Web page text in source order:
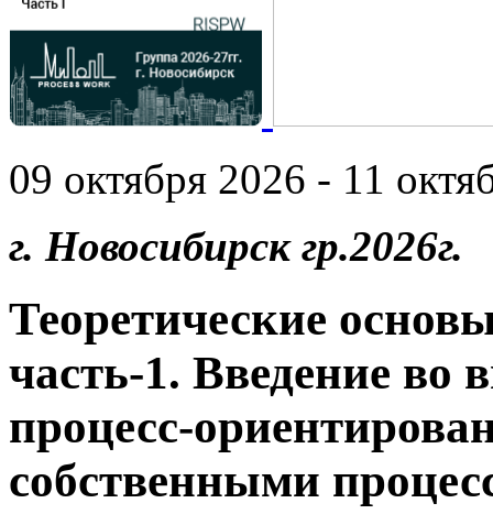
09 октября 2026 - 11
г. Новосибирск гр.2026г.
Теоретические
часть-1. Введение во
процесс-
собственными